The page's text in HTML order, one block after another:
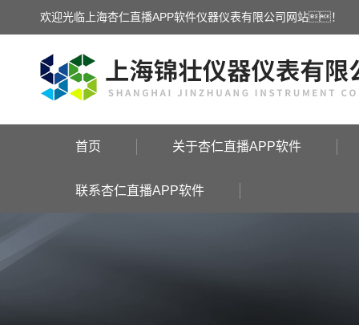
欢迎光临上海杏仁直播APP软件仪器仪表有限公司网站！
首页 关于杏仁直播APP软件
联系杏仁直播APP软件